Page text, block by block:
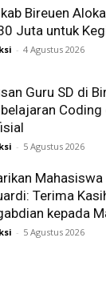
Bireuen
Juta untuk
- 4 Agustus 2026
Guru SD di
- 5 Agustus 2026
Mahasiswa
Terima
kepada
- 5 Agustus 2026